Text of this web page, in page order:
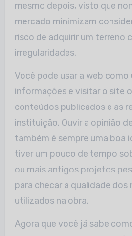
mesmo depois, visto que
mercado minimizam
risco de adquirir um terreno
irregularidades.
Você pode usar a web
informações e visitar o site
conteúdos publicados e as
instituição. Ouvir a opinião
também é sempre uma boa
tiver um pouco de tempo
ou mais antigos projetos
para checar a qualidade dos
utilizados na obra.
Agora que você já sabe